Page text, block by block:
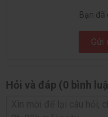
Bạn đã
Gửi
Hỏi và đáp (0 bình